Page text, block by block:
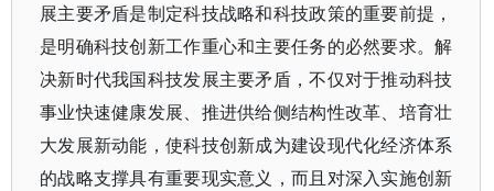
展主要矛盾是制定科技战略和科技政策的重要前提，
是明确科技创新工作重心和主要任务的必然要求。解
决新时代我国科技发展主要矛盾，不仅对于推动科技
事业快速健康发展、推进供给侧结构性改革、培育壮
大发展新动能，使科技创新成为建设现代化经济体系
的战略支撑具有重要现实意义，而且对深入实施创新